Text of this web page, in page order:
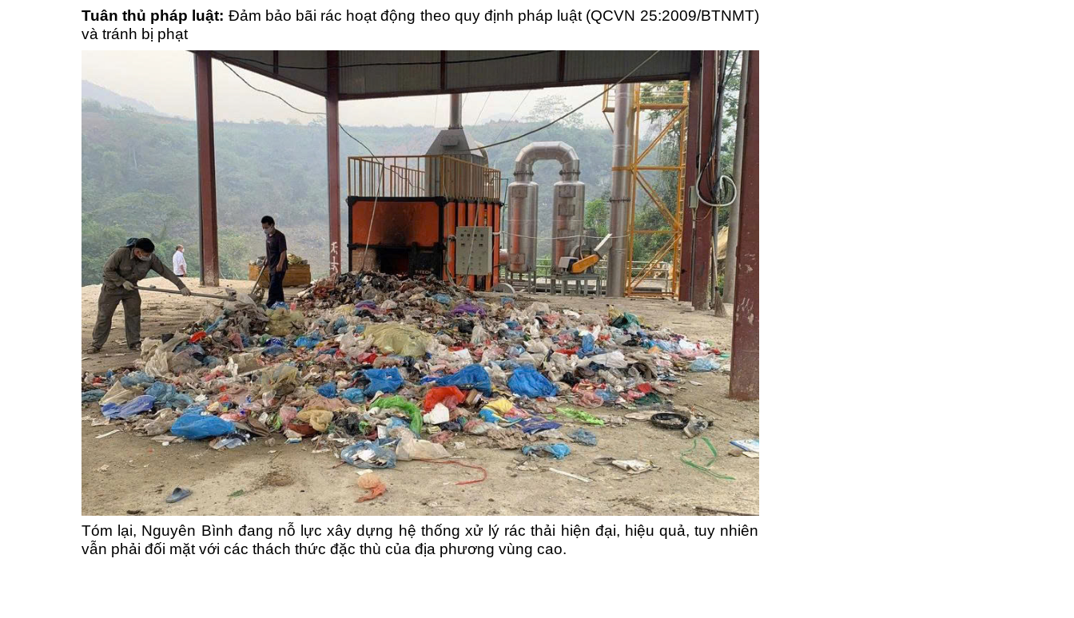
Tuân thủ pháp luật: Đảm bảo bãi rác hoạt động theo quy định pháp luật (QCVN 25:2009/BTNMT)
và tránh bị phạt
Tóm lại, Nguyên Bình đang nỗ lực xây dựng hệ thống xử lý rác thải hiện đại, hiệu quả, tuy nhiên
vẫn phải đối mặt với các thách thức đặc thù của địa phương vùng cao.